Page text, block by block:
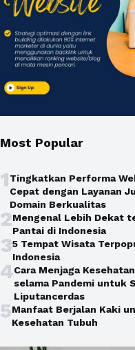
Most Popular
1Tingkatkan Performa
Cepat dengan Layanan
Domain Berkualitas
2Mengenal Lebih Dekat
Pantai di Indonesia
35 Tempat Wisata
Indonesia
4Cara Menjaga
selama Pandemi untuk
Liputancerdas
5Manfaat Berjalan Kaki
Kesehatan Tubuh